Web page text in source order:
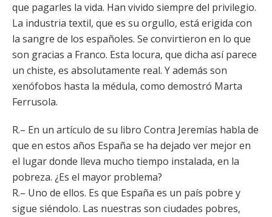
que pagarles la vida. Han vivido siempre del privilegio.
La industria textil, que es su orgullo, está erigida con
la sangre de los españoles. Se convirtieron en lo que
son gracias a Franco. Esta locura, que dicha así parece
un chiste, es absolutamente real. Y además son
xenófobos hasta la médula, como demostró Marta
Ferrusola.
R.– En un artículo de su libro Contra Jeremías habla de
que en estos años España se ha dejado ver mejor en
el lugar donde lleva mucho tiempo instalada, en la
pobreza. ¿Es el mayor problema?
R.– Uno de ellos. Es que España es un país pobre y
sigue siéndolo. Las nuestras son ciudades pobres,